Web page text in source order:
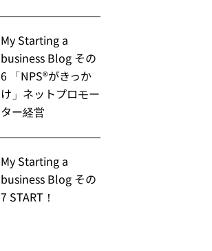
My Starting a
business Blog その
6 「NPS®️がきっか
け」ネットプロモー
ター経営
My Starting a
business Blog その
7 START！